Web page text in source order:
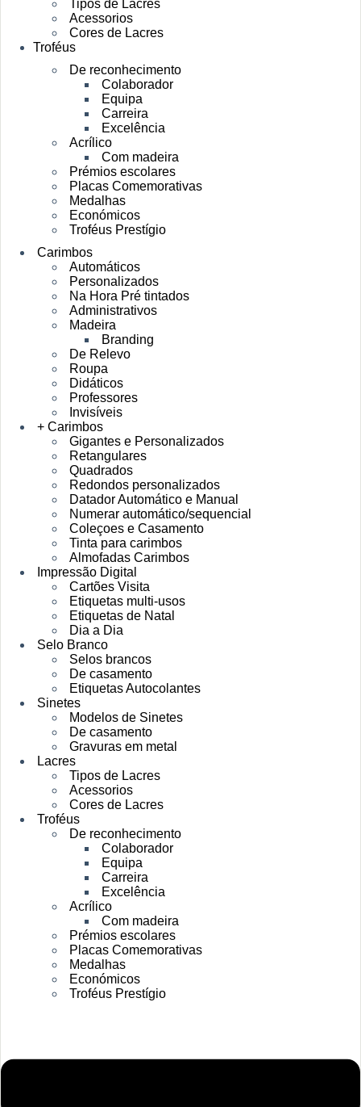
Tipos de Lacres
Acessorios
Cores de Lacres
Troféus
De reconhecimento
Colaborador
Equipa
Carreira
Excelência
Acrílico
Com madeira
Prémios escolares
Placas Comemorativas
Medalhas
Económicos
Troféus Prestígio
Carimbos
Automáticos
Personalizados
Na Hora Pré tintados
Administrativos
Madeira
Branding
De Relevo
Roupa
Didáticos
Professores
Invisíveis
+ Carimbos
Gigantes e Personalizados
Retangulares
Quadrados
Redondos personalizados
Datador Automático e Manual
Numerar automático/sequencial
Coleçoes e Casamento
Tinta para carimbos
Almofadas Carimbos
Impressão Digital
Cartões Visita
Etiquetas multi-usos
Etiquetas de Natal
Dia a Dia
Selo Branco
Selos brancos
De casamento
Etiquetas Autocolantes
Sinetes
Modelos de Sinetes
De casamento
Gravuras em metal
Lacres
Tipos de Lacres
Acessorios
Cores de Lacres
Troféus
De reconhecimento
Colaborador
Equipa
Carreira
Excelência
Acrílico
Com madeira
Prémios escolares
Placas Comemorativas
Medalhas
Económicos
Troféus Prestígio